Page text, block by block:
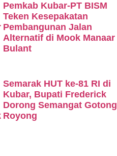
Pemkab Kubar-PT BISM
Teken Kesepakatan
Pembangunan Jalan
Alternatif di Mook Manaar
Bulant
Semarak HUT ke-81 RI di
Kubar, Bupati Frederick
Dorong Semangat Gotong
Royong